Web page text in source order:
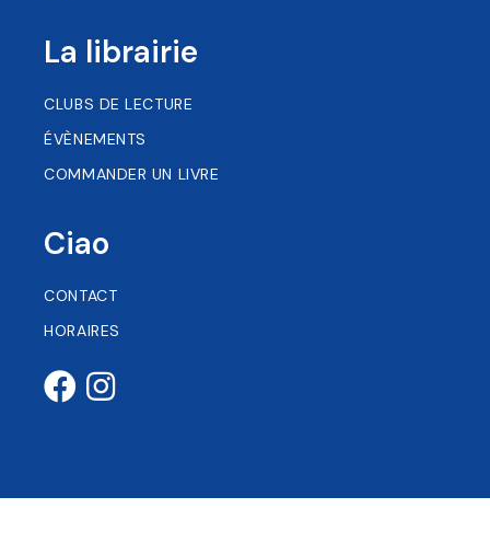
La librairie
CLUBS DE LECTURE
ÉVÈNEMENTS
COMMANDER UN LIVRE
Ciao
CONTACT
HORAIRES